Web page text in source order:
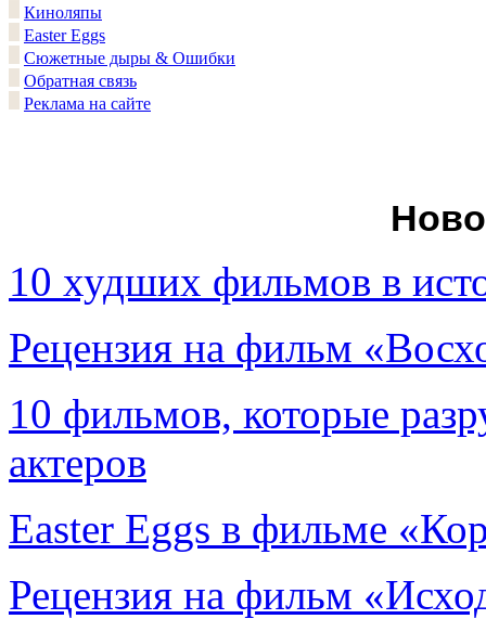
Киноляпы
Easter Eggs
Сюжетные дыры & Ошибки
Обратная связь
Реклама на сайте
10 худших фильмов в
Рецензия на фильм
10 фильмов, которые
актеров
Easter Eggs в фильме
Рецензия на фильм